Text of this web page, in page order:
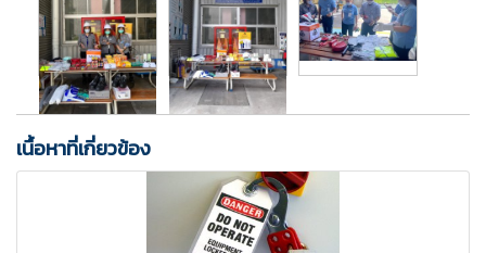
เนื้อหาที่เกี่ยวข้อง